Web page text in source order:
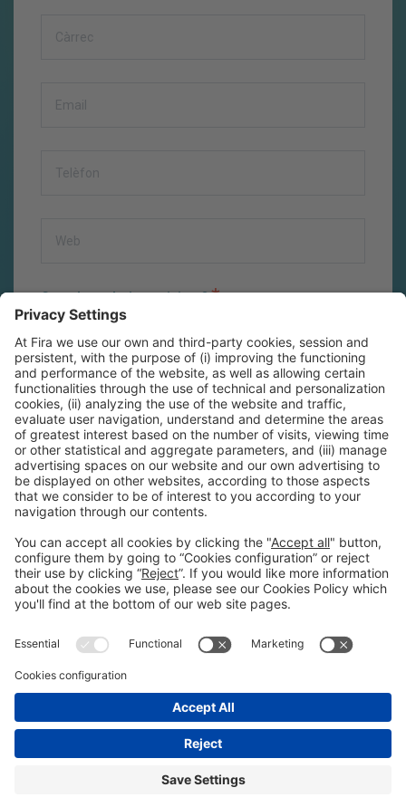
Com t'agradaria participar?*
He llegit i accepto laPolítica de Privacitat *
Avís legalPolítica de privacitatPolítica de cookies
#Vibrabcn
a les xarxes socials